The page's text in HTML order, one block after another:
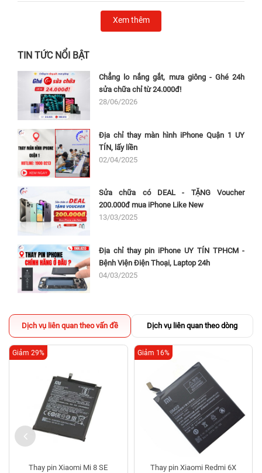
Vệ sinh cổng sạc
Phần cổng sạc qua thời gian dài sử dụng sẽ bị bám bụi. Điều này có
thể khiến việc sạc pin bị ảnh hưởng, tệ hơn là pin sạc không vào. Nếu
Xem thêm
TIN TỨC NỔI BẬT
Chẳng lo nắng gắt, mưa giông - Ghé 24h
sửa chữa chỉ từ 24.000đ!
28/06/2026
Địa chỉ thay màn hình iPhone Quận 1 UY
TÍN, lấy liền
02/04/2025
Sửa chữa có DEAL - TẶNG Voucher
200.000đ mua iPhone Like New
13/03/2025
Địa chỉ thay pin iPhone UY TÍN TPHCM -
Bệnh Viện Điện Thoại, Laptop 24h
04/03/2025
Dịch vụ liên quan theo vấn đề Dịch vụ liên quan theo dòng
Thay pin Xiaomi Mi 8 SE
Giảm 29%
Thay pin Xiaomi Redmi 6X
Giảm 16%